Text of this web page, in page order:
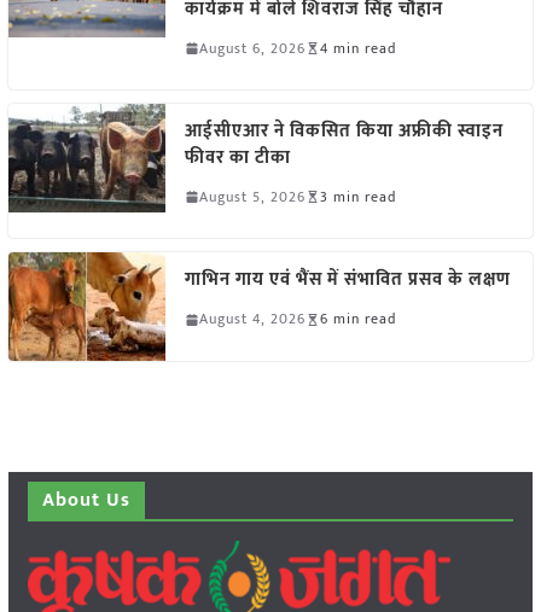
कार्यक्रम में बोले शिवराज सिंह चौहान
August 6, 2026 4 min read
आईसीएआर ने विकसित किया अफ्रीकी स्वाइन
फीवर का टीका
August 5, 2026 3 min read
गाभिन गाय एवं भैंस में संभावित प्रसव के लक्षण
August 4, 2026 6 min read
About Us